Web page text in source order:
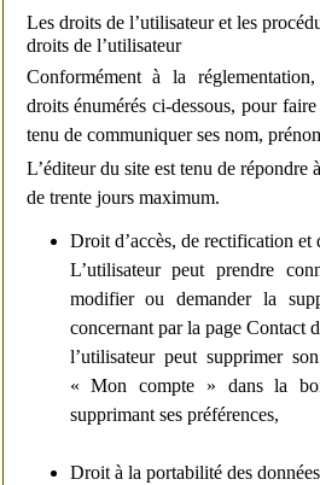
Les droits de l’utilisateur et les
droits de l’utilisateur
Conformément à la
droits énumérés ci-dessous, pour
tenu de communiquer ses nom,
L’éditeur du site est tenu de répondre
de trente jours maximum.
Droit d’accès, de rectification et
L’utilisateur peut prendre
modifier ou demander la
concernant par la page Contact
l’utilisateur peut supprimer
« Mon compte » dans la
supprimant ses préférences,
Droit à la portabilité des données